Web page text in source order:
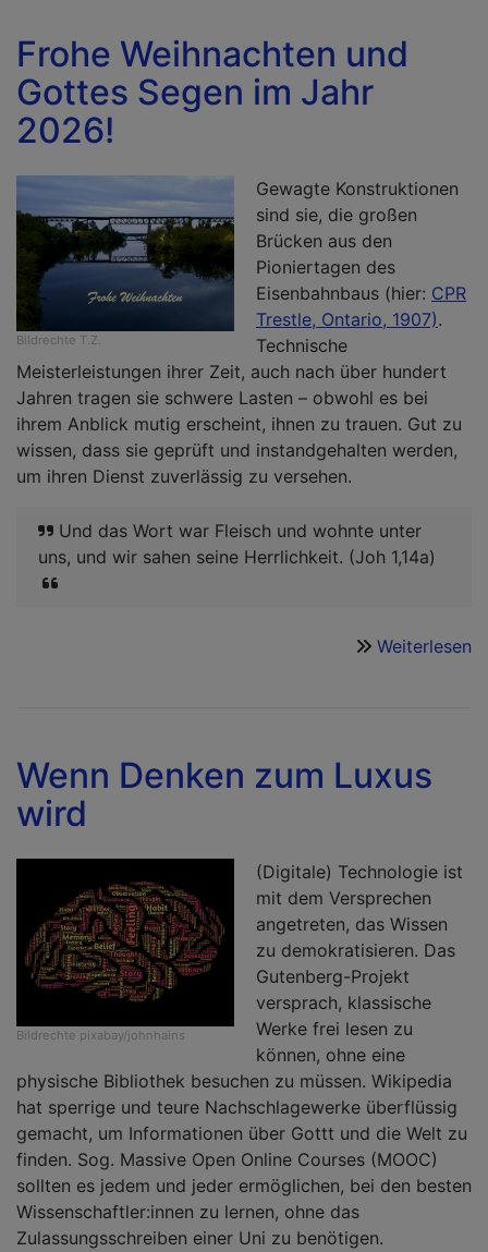
Frohe Weihnachten und
Gottes Segen im Jahr
2026!
Bildrechte T.Z.
Gewagte Konstruktionen
sind sie, die großen
Brücken aus den
Pioniertagen des
Eisenbahnbaus (hier: CPR
Trestle, Ontario, 1907).
Technische
Meisterleistungen ihrer Zeit, auch nach über hundert
Jahren tragen sie schwere Lasten – obwohl es bei
ihrem Anblick mutig erscheint, ihnen zu trauen. Gut zu
wissen, dass sie geprüft und instandgehalten werden,
um ihren Dienst zuverlässig zu versehen.
Und das Wort war Fleisch und wohnte unter
uns, und wir sahen seine Herrlichkeit. (Joh 1,14a)
Weiterlesen
Wenn Denken zum Luxus
wird
Bildrechte pixabay/johnhains
(Digitale) Technologie ist
mit dem Versprechen
angetreten, das Wissen
zu demokratisieren. Das
Gutenberg-Projekt
versprach, klassische
Werke frei lesen zu
können, ohne eine
physische Bibliothek besuchen zu müssen. Wikipedia
hat sperrige und teure Nachschlagewerke überflüssig
gemacht, um Informationen über Gottt und die Welt zu
finden. Sog. Massive Open Online Courses (MOOC)
sollten es jedem und jeder ermöglichen, bei den besten
Wissenschaftler:innen zu lernen, ohne das
Zulassungsschreiben einer Uni zu benötigen.